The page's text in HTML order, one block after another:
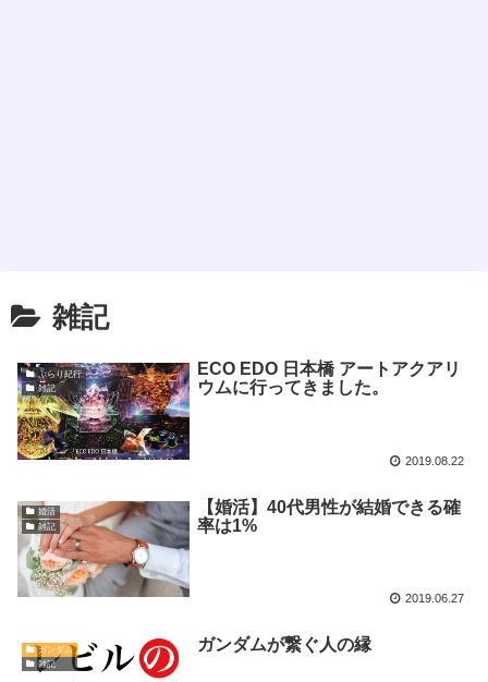
雑記
ぶらり紀行
雑記
ECO EDO 日本橋 アートアクアリ
ウムに行ってきました。
2019.08.22
婚活
雑記
【婚活】40代男性が結婚できる確
率は1%
2019.06.27
ガンダム
雑記
ガンダムが繋ぐ人の縁